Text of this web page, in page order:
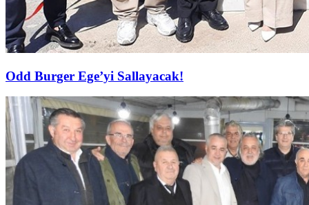
Odd Burger Ege’yi Sallayacak!